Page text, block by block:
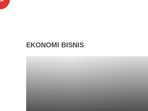
EKONOMI BISNIS